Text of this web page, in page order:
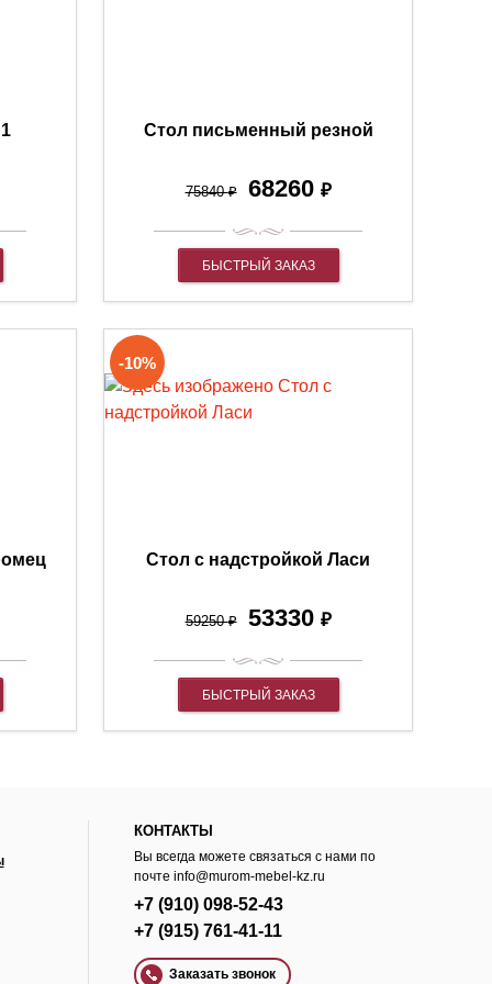
Стол письменный резной
75840₽ 68260 ₽
БЫСТРЫЙ ЗАКАЗ
-10%
Стол с надстройкой Ласи
59250₽ 53330 ₽
БЫСТРЫЙ ЗАКАЗ
КОНТАКТЫ
Вы всегда можете связаться с нами по
почте info@murom-mebel-kz.ru
+7 (910) 098-52-43
+7 (915) 761-41-11
Заказать звонок